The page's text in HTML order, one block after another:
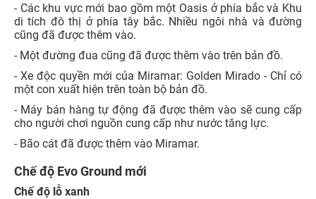
- Các khu vực mới bao gồm một Oasis ở phía bắc và Khu
di tích đô thị ở phía tây bắc. Nhiều ngôi nhà và đường
cũng đã được thêm vào.
- Một đường đua cũng đã được thêm vào trên bản đồ.
- Xe độc ​​quyền mới của Miramar: Golden Mirado - Chỉ có
một con xuất hiện trên toàn bộ bản đồ.
- Máy bán hàng tự động đã được thêm vào sẽ cung cấp
cho người chơi nguồn cung cấp như nước tăng lực.
- Bão cát đã được thêm vào Miramar.
Chế độ Evo Ground mới
Chế độ lỗ xanh